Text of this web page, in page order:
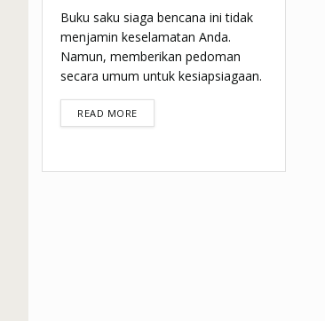
Buku saku siaga bencana ini tidak
menjamin keselamatan Anda.
Namun, memberikan pedoman
secara umum untuk kesiapsiagaan.
READ MOREDETAILS